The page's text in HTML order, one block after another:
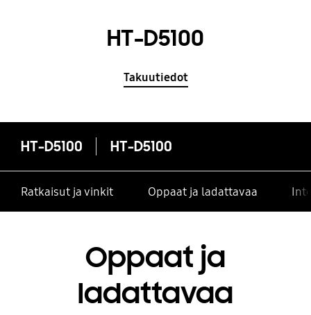
HT-D5100
Takuutiedot
HT-D5100 HT-D5100
Ratkaisut ja vinkit Oppaat ja ladattavaa
Oppaat ja
ladattavaa